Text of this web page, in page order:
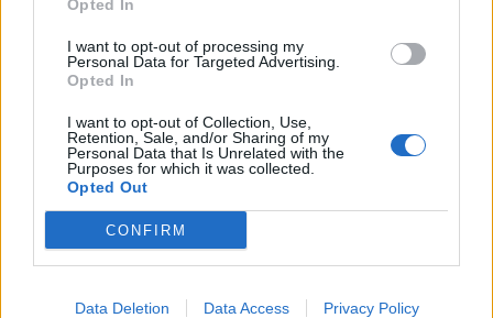
Opted In
I want to opt-out of processing my
Personal Data for Targeted Advertising.
Opted In
I want to opt-out of Collection, Use,
Retention, Sale, and/or Sharing of my
Personal Data that Is Unrelated with the
Purposes for which it was collected.
Opted Out
CONFIRM
Data Deletion Data Access Privacy Policy
Πειραιάς: Κορυφώνεται η έξοδος του Αυγούστου
09:12
Μέριλιν Μονρόε: 64 χρόνια από τη μέρα που πέρασε
09:05
Κομμάτι πύραυλου που προσέκρουσε στη Σελήνη γίνεται
χρυσή ευκαιρία μελέτης για ειδικούς επιστήμονες
08:58
Προς εκτύπωση το πολλαπλό βιβλίο - «Σύγχρονο
ηλεκτρονική μορφή»